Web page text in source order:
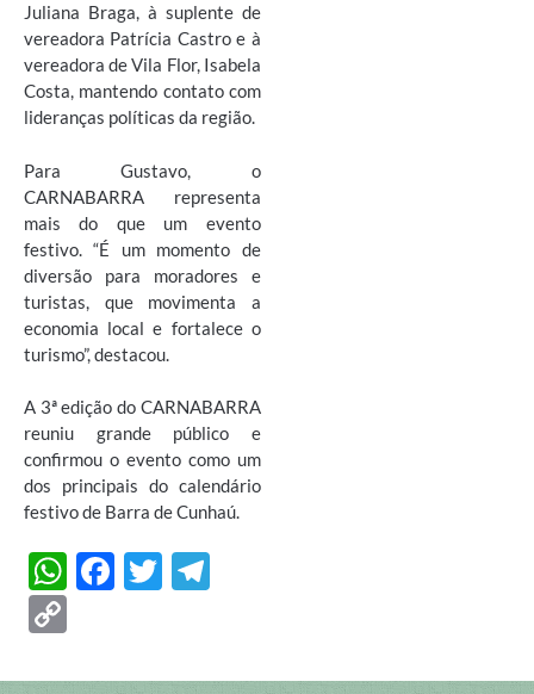
Juliana Braga, à suplente de
vereadora Patrícia Castro e à
vereadora de Vila Flor, Isabela
Costa, mantendo contato com
lideranças políticas da região.
Para Gustavo, o
CARNABARRA representa
mais do que um evento
festivo. “É um momento de
diversão para moradores e
turistas, que movimenta a
economia local e fortalece o
turismo”, destacou.
A 3ª edição do CARNABARRA
reuniu grande público e
confirmou o evento como um
dos principais do calendário
festivo de Barra de Cunhaú.
W F
T